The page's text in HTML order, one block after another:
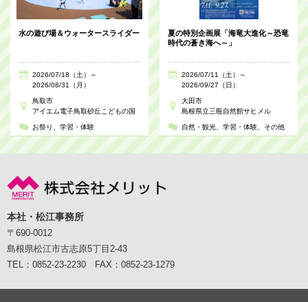
水の遊び場＆ウォータースライダー
2026/07/18（土）～
2026/08/31（月）
鳥取市
アイエム電子鳥取砂丘こどもの国
お祭り 学習・体験
夏の特別企画展「海竜大進化～恐竜
時代の蒼き海へ～」
2026/07/11（土）～
2026/09/27（日）
大田市
島根県立三瓶自然館サヒメル
自然・観光 学習・体験 その他
本社・松江事務所
〒690-0012
島根県松江市古志原5丁目2-43
TEL：0852-23-2230 FAX：0852-23-1279